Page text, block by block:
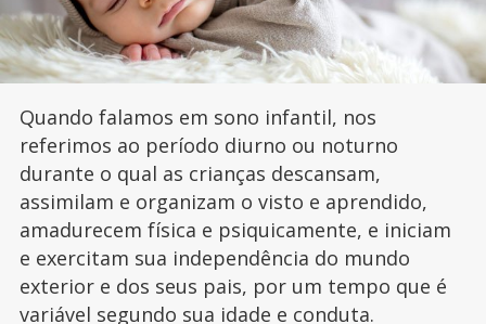
Quando falamos em sono infantil, nos
referimos ao período diurno ou noturno
durante o qual as crianças descansam,
assimilam e organizam o visto e aprendido,
amadurecem física e psiquicamente, e iniciam
e exercitam sua independência do mundo
exterior e dos seus pais, por um tempo que é
variável segundo sua idade e conduta.